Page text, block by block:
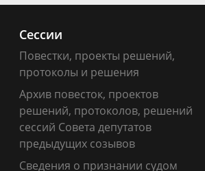
Сессии
Повестки, проекты решений,
протоколы и решения
Архив повесток, проектов
решений, протоколов, решений
сессий Совета депутатов
предыдущих созывов
Сведения о признании судом